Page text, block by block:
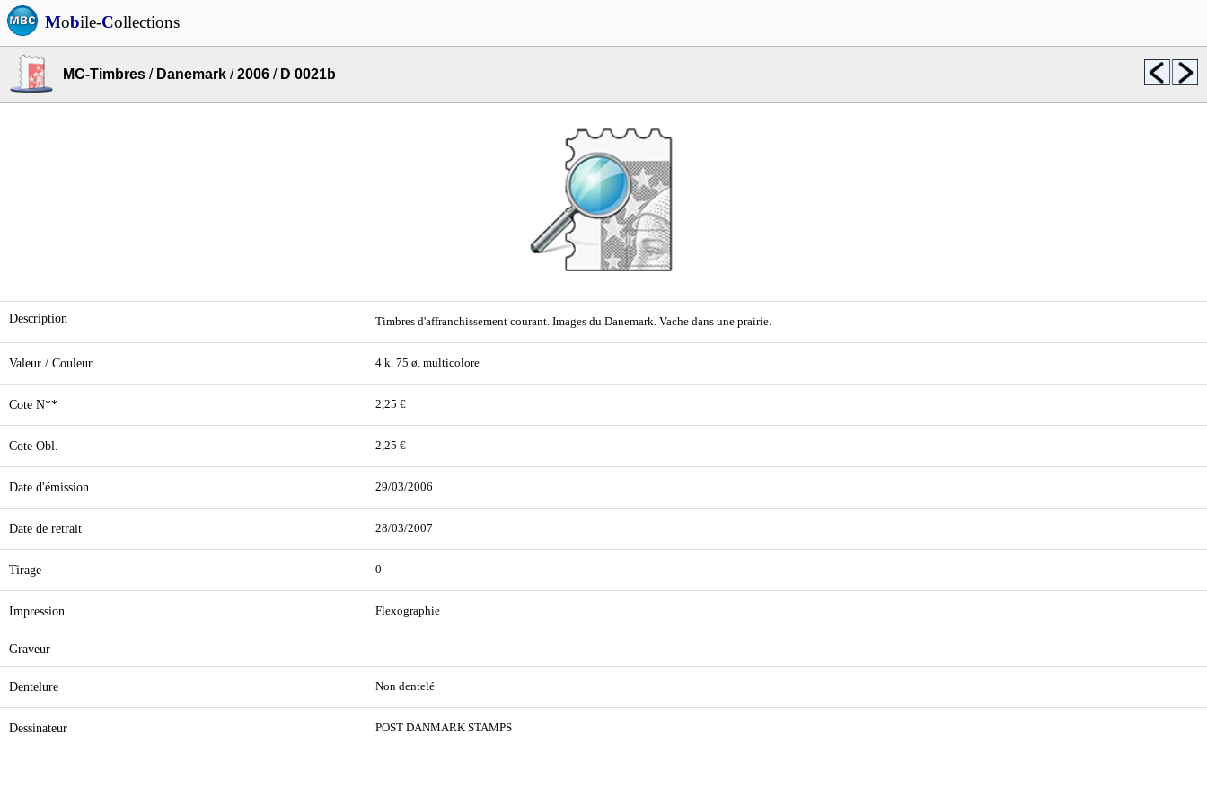
Mobile-Collections
MC-Timbres / Danemark /2006 / D 0021b
Description Timbres d'affranchissement courant. Images du Danemark. Vache dans une prairie.
Valeur / Couleur 4 k. 75 ø. multicolore
Cote N** 2,25 €
Cote Obl. 2,25 €
Date d'émission 29/03/2006
Date de retrait 28/03/2007
Tirage 0
Impression Flexographie
Graveur
Dentelure Non dentelé
Dessinateur POST DANMARK STAMPS